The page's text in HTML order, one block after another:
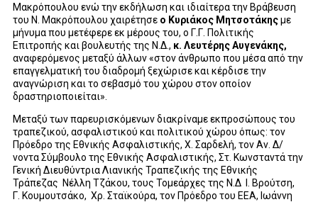
Μακρόπουλου ενώ την εκδήλωση και ιδιαίτερα την Βράβευση
του Ν. Μακρόπουλου χαιρέτησεο Κυριάκος Μητσοτάκηςμε
μήνυμα που μετέφερε εκ μέρους του, ο Γ.Γ. Πολιτικής
Επιτροπής και βουλευτής της Ν.Δ., κ. Λευτέρης Αυγενάκης,
αναφερόμενος μεταξύ άλλων «στον άνθρωπο που μέσα από την
επαγγελματική του διαδρομή ξεχώρισε και κέρδισε την
αναγνώριση και το σεβασμό του χώρου στον οποίον
δραστηριοποιείται».
Μεταξύ των παρευρισκόμενων διακρίναμε εκπροσώπους του
τραπεζικού, ασφαλιστικού και πολιτικού χώρου όπως: τον
Πρόεδρο της Εθνικής Ασφαλιστικής, Χ. Σαρδελή, τον Αν. Δ/
νoντα Σύμβουλο της Εθνικής Ασφαλιστικής, Στ. Κωνσταντά την
Γενική Διευθύντρια Λιανικής Τραπεζικής της Εθνικής
Τράπεζας Νέλλη Τζάκου, τους Τομεάρχες της Ν.Δ
. Βρούτση,
Γ. Κουμουτσάκο, Χρ. Σταϊκούρα, τον Πρόεδρο του ΕΕΑ, Ιωάννη